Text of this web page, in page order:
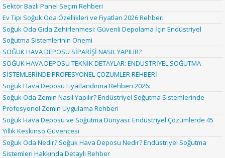
Sektör Bazlı Panel Seçim Rehberi
Ev Tipi Soğuk Oda Özellikleri ve Fiyatları 2026 Rehberi
Soğuk Oda Gıda Zehirlenmesi: Güvenli Depolama İçin Endüstriyel
Soğutma Sistemlerinin Önemi
SOĞUK HAVA DEPOSU SİPARİŞİ NASIL YAPILIR?
SOĞUK HAVA DEPOSU TEKNİK DETAYLAR: ENDÜSTRİYEL SOĞUTMA
SİSTEMLERİNDE PROFESYONEL ÇÖZÜMLER REHBERİ
Soğuk Hava Deposu Fiyatlandırma Rehberi 2026:
Soğuk Oda Zemin Nasıl Yapılır? Endüstriyel Soğutma Sistemlerinde
Profesyonel Zemin Uygulama Rehberi
Soğuk Hava Deposu ve Soğutma Dünyası: Endüstriyel Çözümlerde 45
Yıllık Keskinso Güvencesi
Soğuk Oda Nedir? Soğuk Hava Deposu Nedir? Endüstriyel Soğutma
Sistemleri Hakkında Detaylı Rehber